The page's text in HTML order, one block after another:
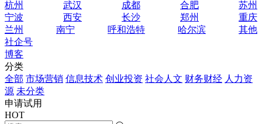
杭州
武汉 成都 合肥
苏州
宁波
西安 长沙 郑州
重庆
兰州
南宁 呼和浩特 哈尔滨
其他
社企号
博客
分类
全部 市场营销 信息技术 创业投资 社会人文 财务财经 人力资
源 未分类
申请试用
HOT